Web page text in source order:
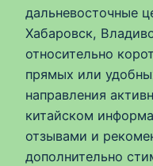
дальневосточные
Хабаровск,
относительно
прямых или
направления
китайском
отзывами и
дополнительно